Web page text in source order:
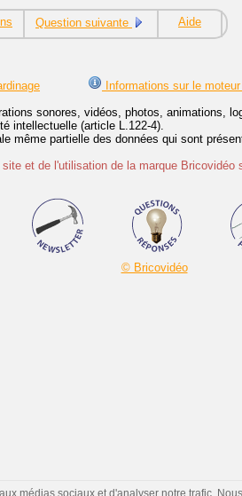
Question suivante Aide
Informations sur le
sonores, vidéos, photos, animations,
intellectuelle (article L.122-4).
même partielle des données qui sont
et de l'utilisation de la marque
© Bricovidéo
médias sociaux et d'analyser notre trafic.